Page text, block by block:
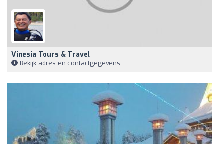
Vinesia Tours & Travel
Bekijk adres en contactgegevens